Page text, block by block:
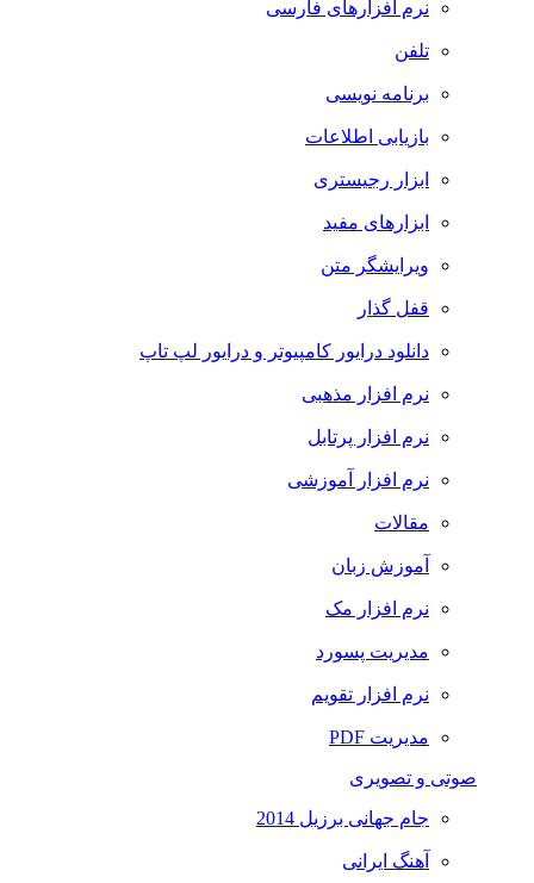
نرم افزارهای فارسی
تلفن
برنامه نویسی
بازیابی اطلاعات
ابزار رجیستری
ابزارهای مفید
ویرایشگر متن
قفل گذار
دانلود درایور کامپیوتر و درایور لپ تاپ
نرم افزار مذهبی
نرم افزار پرتابل
نرم افزار آموزشی
مقالات
آموزش زبان
نرم افزار مک
مدیریت پسورد
نرم افزار تقویم
مدیریت PDF
صوتی و تصویری
جام جهانی برزیل 2014
آهنگ ایرانی